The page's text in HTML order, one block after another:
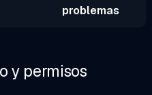
problemas
y permisos